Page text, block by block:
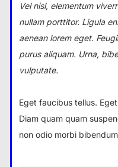
Vel nisl, elementum
nullam porttitor. Ligula
aenean lorem eget.
purus aliquam. Urna,
vulputate.
Eget faucibus tellus.
Diam quam quam
non odio morbi